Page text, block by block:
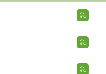
急
急
急